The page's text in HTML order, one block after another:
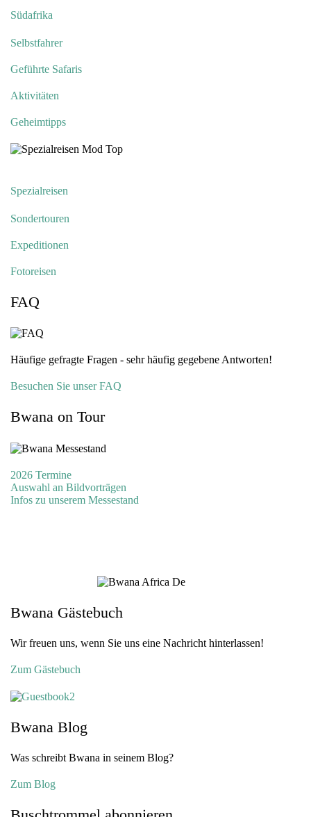
Südafrika
Selbstfahrer
Geführte Safaris
Aktivitäten
Geheimtipps
Spezialreisen
Sondertouren
Expeditionen
Fotoreisen
FAQ
Häufige gefragte Fragen - sehr häufig gegebene Antworten!
Besuchen Sie unser FAQ
Bwana on Tour
2026 Termine
Auswahl an Bildvorträgen
Infos zu unserem Messestand
Bwana Gästebuch
Wir freuen uns, wenn Sie uns eine Nachricht hinterlassen!
Zum Gästebuch
Bwana Blog
Was schreibt Bwana in seinem Blog?
Zum Blog